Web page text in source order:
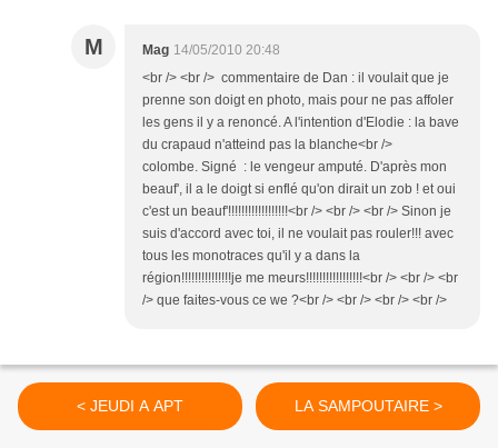
M Mag 14/05/2010 20:48
<br /> <br /> commentaire de Dan : il voulait que je
prenne son doigt en photo, mais pour ne pas affoler
les gens il y a renoncé. A l'intention d'Elodie : la bave
du crapaud n'atteind pas la blanche<br />
colombe. Signé : le vengeur amputé. D'après mon
beauf', il a le doigt si enflé qu'on dirait un zob ! et oui
c'est un beauf'!!!!!!!!!!!!!!!!!!<br /> <br /> <br /> Sinon je
suis d'accord avec toi, il ne voulait pas rouler!!! avec
tous les monotraces qu'il y a dans la
région!!!!!!!!!!!!!!!je me meurs!!!!!!!!!!!!!!!!!<br /> <br /> <br
/> que faites-vous ce we ?<br /> <br /> <br /> <br />
< JEUDI A APT LA SAMPOUTAIRE >